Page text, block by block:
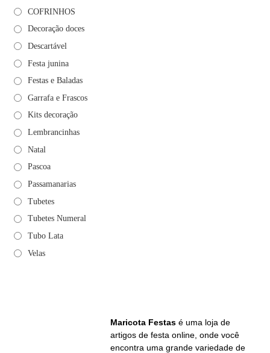
COFRINHOS
Decoração doces
Descartável
Festa junina
Festas e Baladas
Garrafa e Frascos
Kits decoração
Lembrancinhas
Natal
Pascoa
Passamanarias
Tubetes
Tubetes Numeral
Tubo Lata
Velas
Maricota Festas é uma loja de
artigos de festa online, onde você
encontra uma grande variedade de